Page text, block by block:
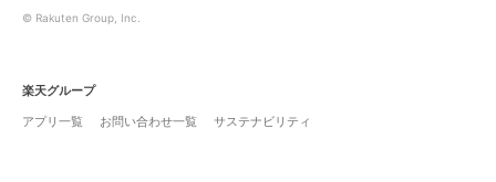
© Rakuten Group, Inc.
楽天グループ
アプリ一覧
お問い合わせ一覧 サステナビリティ